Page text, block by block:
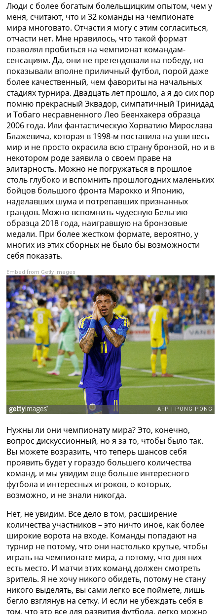
Люди с более богатым болельщицким опытом, чем у
меня, считают, что и 32 команды на чемпионате
мира многовато. Отчасти я могу с этим согласиться,
отчасти нет. Мне нравилось, что такой формат
позволял пробиться на чемпионат командам-
сенсациям. Да, они не претендовали на победу, но
показывали вполне приличный футбол, порой даже
более качественный, чем фавориты на начальных
стадиях турнира. Двадцать лет прошло, а я до сих пор
помню прекрасный Эквадор, симпатичный Тринидад
и Тобаго несравненного Лео Беенхакера образца
2006 года. Или фантастическую Хорватию Мирослава
Блажевича, которая в 1998-м поставила на уши весь
мир и не просто окрасила всю страну бронзой, но и в
некотором роде заявила о своем праве на
элитарность. Можно не погружаться в прошлое
столь глубоко и вспомнить прошлогодних маленьких
бойцов большого фронта Марокко и Японию,
наделавших шума и потрепавших признанных
грандов. Можно вспомнить чудесную Бельгию
образца 2018 года, наигравшую на бронзовые
медали. При более жестком формате, вероятно, у
многих из этих сборных не было бы возможности
себя показать.
Embed from Getty Images
Нужны ли они чемпионату мира? Это, конечно,
вопрос дискуссионный, но я за то, чтобы было так.
Вы можете возразить, что теперь шансов себя
проявить будет у гораздо большего количества
команд, и мы увидим еще больше интересного
футбола и интересных игроков, о которых,
возможно, и не знали никогда.
Нет, не увидим. Все дело в том, расширение
количества участников – это ничто иное, как более
широкие ворота на входе. Команды попадают на
турнир не потому, что они настолько крутые, чтобы
играть на чемпионате мира, а потому, что для них
есть место. И матчи этих команд должен смотреть
зритель. Я не хочу никого обидеть, потому не стану
никого выделять, вы сами легко все поймете, лишь
бегло взглянув на сетку. И если не убеждать себя в
том, что это все для развития футбола, легко можно